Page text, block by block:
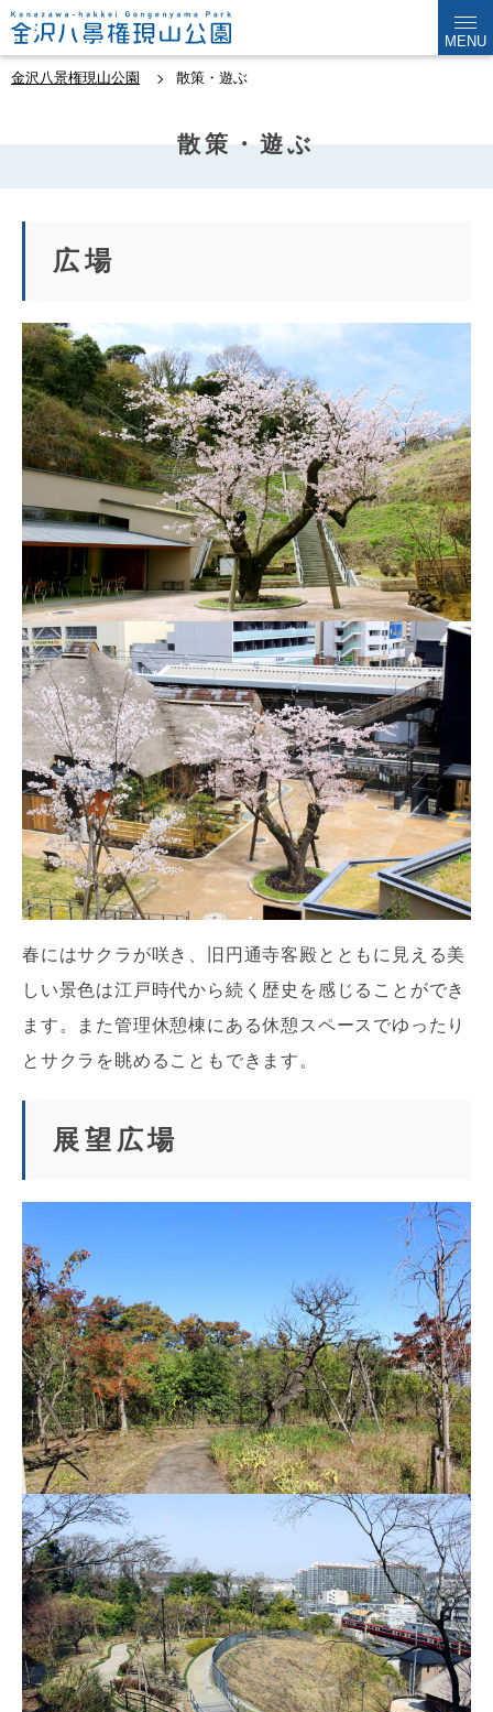
MENU
金沢八景権現山公園 散策・遊ぶ
散策・遊ぶ
広場
春にはサクラが咲き、旧円通寺客殿とともに見える美
しい景色は江戸時代から続く歴史を感じることができ
ます。また管理休憩棟にある休憩スペースでゆったり
とサクラを眺めることもできます。
展望広場